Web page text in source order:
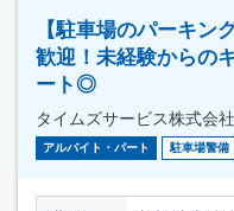
【駐車場のパーキン
歓迎！未経験からの
ート◎
タイムズサービス株式会
アルバイト・パート 駐車場警備